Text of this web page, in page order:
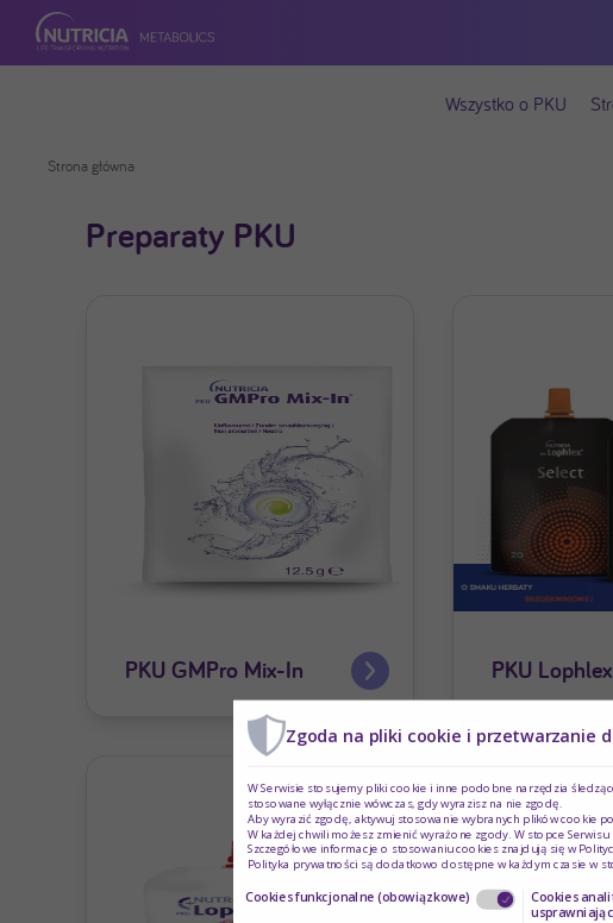
Wszystko o PKU
Strona główna
Preparaty PKU
PKU GMPro Mix-In PKU
Zgoda na pliki cookie i przetwarzanie
W Serwisie stosujemy pliki cookie i inne podobne narzędzia
stosowane wyłącznie wówczas, gdy wyrazisz na nie zgodę.
Aby wyrazić zgodę, aktywuj stosowanie wybranych plików cookie
W każdej chwili możesz zmienić wyrażone zgody. W stopce
Szczegółowe informacje o stosowaniu cookies znajdują się w
Polityka prywatności są dodatkowo dostępne w każdym czasie w
Cookies funkcjonalne (obowiązkowe) Cookies